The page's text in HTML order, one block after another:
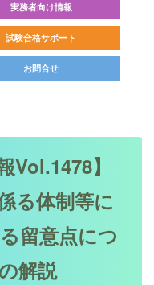
実務者向け情報
試験合格サポート
お問合せ
Vol.1478】
る体制等に
留意点につ
解説